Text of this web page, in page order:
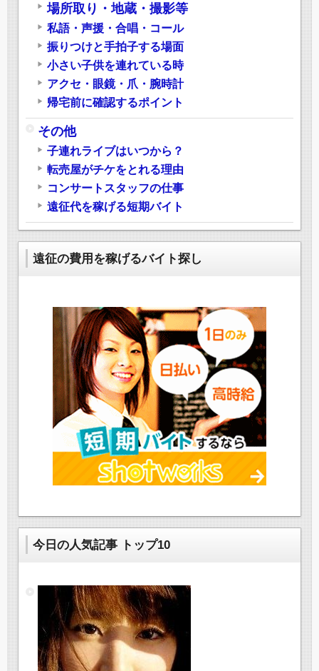
場所取り・地蔵・撮影等
私語・声援・合唱・コール
振りつけと手拍子する場面
小さい子供を連れている時
アクセ・眼鏡・爪・腕時計
帰宅前に確認するポイント
その他
子連れライブはいつから？
転売屋がチケをとれる理由
コンサートスタッフの仕事
遠征代を稼げる短期バイト
遠征の費用を稼げるバイト探し
今日の人気記事 トップ10